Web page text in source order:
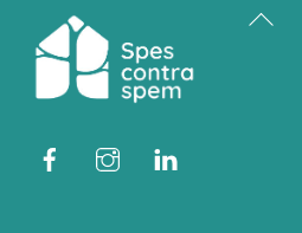
Back
FacebookInstagram